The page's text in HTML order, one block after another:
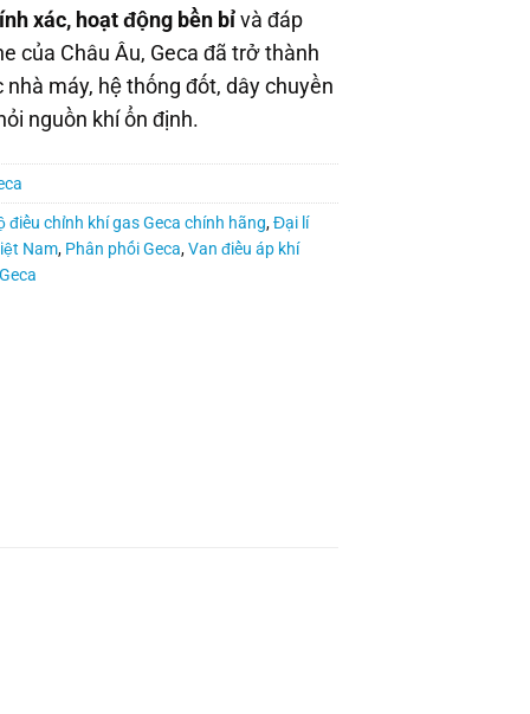
xác, hoạt động bền bỉvà đáp
của Châu Âu, Geca đã trở thành
máy, hệ thống đốt, dây chuyền
nguồn khí ổn định.
điều chỉnh khí gas Geca chính hãng,Đại lí
Nam, Phân phối Geca,Van điều áp khí